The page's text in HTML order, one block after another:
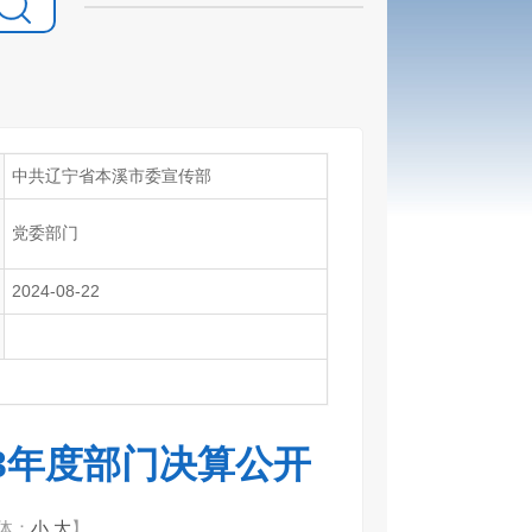
中共辽宁省本溪市委宣传部
党委部门
2024-08-22
度部门决算公开
： 小 大】